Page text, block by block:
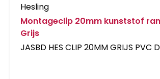
Hesling
Montageclip 20mm kunststof
Grijs
JASBD HES CLIP 20MM GRIJS PVC